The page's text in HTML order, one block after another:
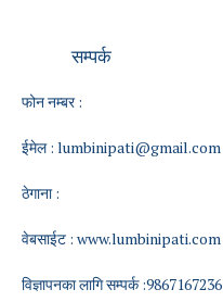
सम्पर्क
फोन नम्बर :
ईमेल : lumbinipati@gmail.com
ठेगाना :
वेबसाईट : www.lumbinipati.com
विज्ञापनका लागि सम्पर्क :9867167236